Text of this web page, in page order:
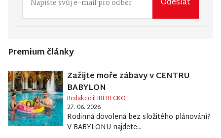
Odeslat
Premium články
Zažijte moře zábavy v CENTRU
BABYLON
Redakce iLIBERECKO
27. 06. 2026
Rodinná dovolená bez složitého plánování?
V BABYLONU najdete...